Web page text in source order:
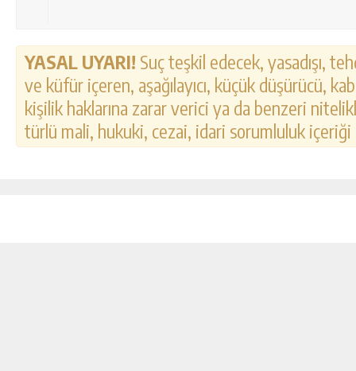
YASAL UYARI! Suç teşkil edecek, yasadışı,
ve küfür içeren, aşağılayıcı, küçük düşürücü,
kişilik haklarına zarar verici ya da benzeri
türlü mali, hukuki, cezai, idari sorumluluk